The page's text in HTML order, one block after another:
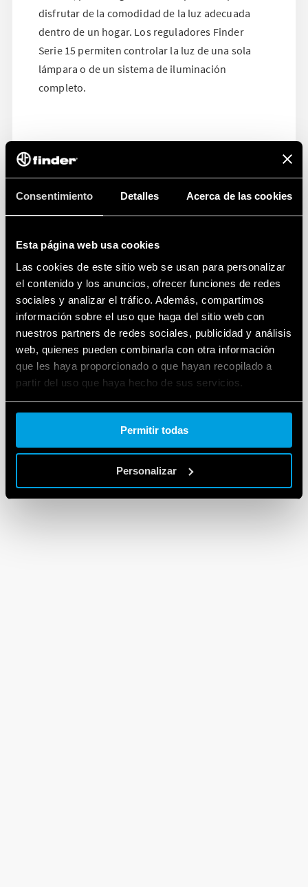
Consentimiento Detalles Acerca de las cookies
Esta página web usa cookies
Las cookies de este sitio web se usan para personalizar
el contenido y los anuncios, ofrecer funciones de redes
sociales y analizar el tráfico. Además, compartimos
información sobre el uso que haga del sitio web con
nuestros partners de redes sociales, publicidad y análisis
web, quienes pueden combinarla con otra información
que les haya proporcionado o que hayan recopilado a
partir del uso que haya hecho de sus servicios.
Cookie policy.
Permitir todas
Personalizar
disfrutar de la comodidad de la luz adecuada
dentro de un hogar. Los reguladores Finder
Serie 15 permiten controlar la luz de una sola
lámpara o de un sistema de iluminación
completo.